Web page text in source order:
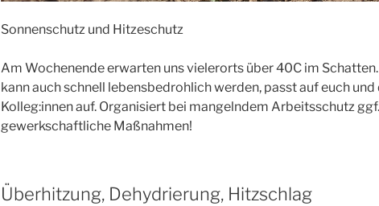
Sonnenschutz und Hitzeschutz
Am Wochenende erwarten uns vielerorts über 40C im
kann auch schnell lebensbedrohlich werden, passt auf euch und
Kolleg:innen auf. Organisiert bei mangelndem Arbeitsschutz ggf.
gewerkschaftliche Maßnahmen!
Überhitzung, Dehydrierung, Hitzschlag